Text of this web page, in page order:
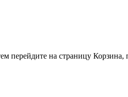
перейдите на страницу